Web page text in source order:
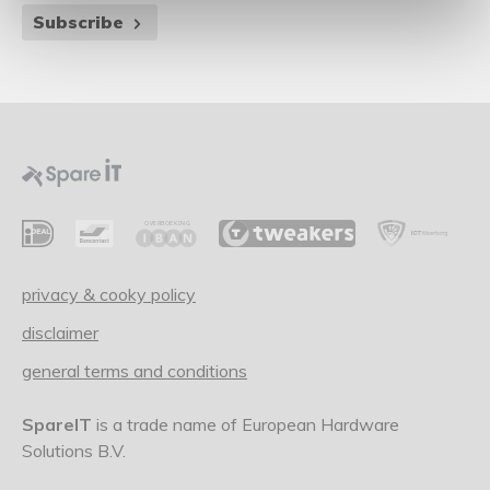
Subscribe
privacy & cooky policy
disclaimer
general terms and conditions
SpareIT is a trade name of European Hardware
Solutions B.V.